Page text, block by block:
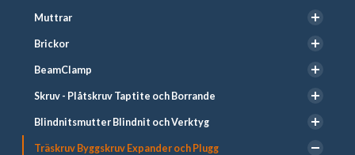
Muttrar
Brickor
BeamClamp
Skruv - Plåtskruv Taptite och Borrande
Blindnitsmutter Blindnit och Verktyg
Träskruv Byggskruv Expander och Plugg